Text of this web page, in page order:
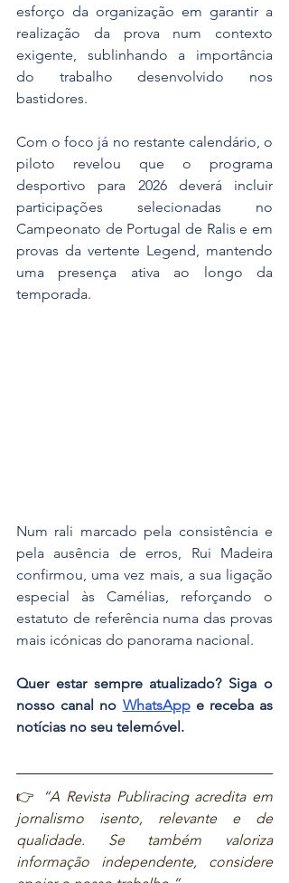
esforço da organização em garantir a
realização da prova num contexto
exigente, sublinhando a importância
do trabalho desenvolvido nos
bastidores.
Com o foco já no restante calendário, o
piloto revelou que o programa
desportivo para 2026 deverá incluir
participações selecionadas no
Campeonato de Portugal de Ralis e em
provas da vertente Legend, mantendo
uma presença ativa ao longo da
temporada.
Num rali marcado pela consistência e
pela ausência de erros, Rui Madeira
confirmou, uma vez mais, a sua ligação
especial às Camélias, reforçando o
estatuto de referência numa das provas
mais icónicas do panorama nacional.
Quer estar sempre atualizado? Siga o
nosso canal no WhatsApp e receba as
notícias no seu telemóvel.
👉
“A Revista Publiracing acredita em
jornalismo isento, relevante e de
qualidade. Se também valoriza
informação independente, considere